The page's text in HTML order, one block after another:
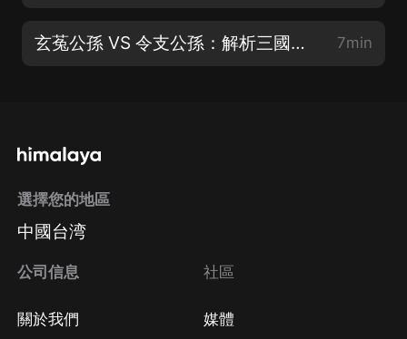
玄菟公孫 VS 令支公孫：解析三國最易混淆的兩大同姓諸侯 7min
選擇您的地區
中國台湾
公司信息
關於我們
社區
媒體